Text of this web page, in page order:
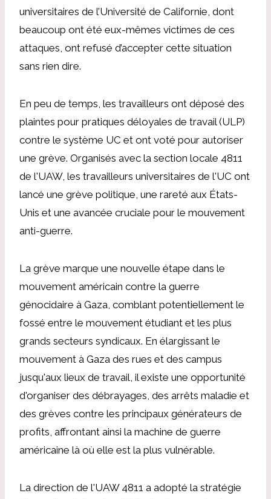
universitaires de l’Université de Californie, dont
beaucoup ont été eux-mêmes victimes de ces
attaques, ont refusé d’accepter cette situation
sans rien dire.
En peu de temps, les travailleurs ont déposé des
plaintes pour pratiques déloyales de travail (ULP)
contre le système UC et ont voté pour autoriser
une grève. Organisés avec la section locale 4811
de l'UAW, les travailleurs universitaires de l'UC ont
lancé une grève politique, une rareté aux États-
Unis et une avancée cruciale pour le mouvement
anti-guerre.
La grève marque une nouvelle étape dans le
mouvement américain contre la guerre
génocidaire à Gaza, comblant potentiellement le
fossé entre le mouvement étudiant et les plus
grands secteurs syndicaux. En élargissant le
mouvement à Gaza des rues et des campus
jusqu'aux lieux de travail, il existe une opportunité
d'organiser des débrayages, des arrêts maladie et
des grèves contre les principaux générateurs de
profits, affrontant ainsi la machine de guerre
américaine là où elle est la plus vulnérable.
La direction de l'UAW 4811 a adopté la stratégie